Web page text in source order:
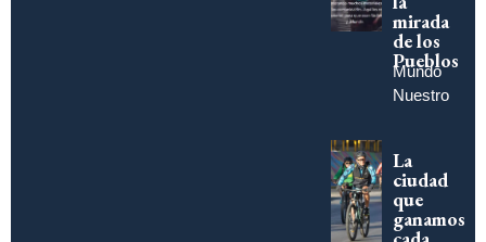
mirada
de los
Pueblos
Mundo
Nuestro
La
ciudad
que
ganamos